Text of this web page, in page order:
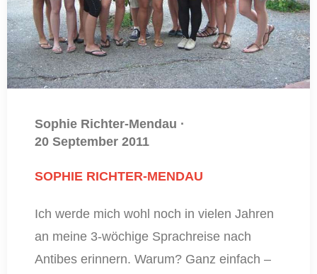
Sophie Richter-Mendau ·
20 September 2011
SOPHIE RICHTER-MENDAU
Ich werde mich wohl noch in vielen Jahren
an meine 3-wöchige Sprachreise nach
Antibes erinnern. Warum? Ganz einfach –